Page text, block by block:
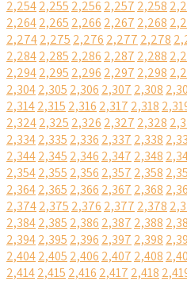
2,2542,255 2,256 2,257 2,258
2,2642,265 2,266 2,267 2,268
2,2742,275 2,276 2,277 2,278
2,2842,285 2,286 2,287 2,288
2,2942,295 2,296 2,297 2,298
2,3042,305 2,306 2,307 2,308
2,3142,315 2,316 2,317 2,318
2,3242,325 2,326 2,327 2,328
2,3342,335 2,336 2,337 2,338
2,3442,345 2,346 2,347 2,348
2,3542,355 2,356 2,357 2,358
2,3642,365 2,366 2,367 2,368
2,3742,375 2,376 2,377 2,378
2,3842,385 2,386 2,387 2,388
2,3942,395 2,396 2,397 2,398
2,4042,405 2,406 2,407 2,408
2,4142,415 2,416 2,417 2,418